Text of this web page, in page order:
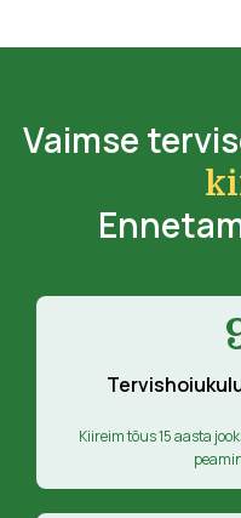
Vaimse
Kiireim tõus 15 aasta